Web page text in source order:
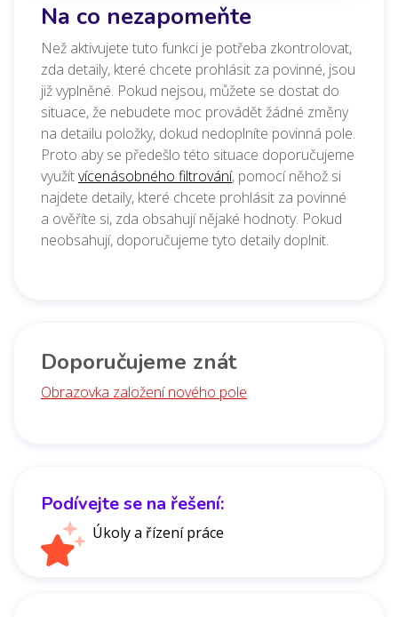
Podívejte se na řešení:
Úkoly a řízení práce
Na co nezapomeňte
Než aktivujete tuto funkci je potřeba zkontrolovat,
zda detaily, které chcete prohlásit za povinné, jsou
již vyplněné. Pokud nejsou, můžete se dostat do
situace, že nebudete moc provádět žádné změny
na detailu položky, dokud nedoplníte povinná pole.
Proto aby se předešlo této situace doporučujeme
využítvícenásobného filtrování, pomocí něhož si
najdete detaily, které chcete prohlásit za povinné
a ověříte si, zda obsahují nějaké hodnoty. Pokud
neobsahují, doporučujeme tyto detaily doplnit.
Doporučujeme znát
Obrazovka založení nového pole